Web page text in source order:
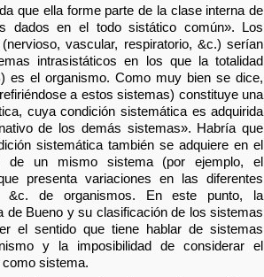
que ella forme parte de la clase interna de
dados en el todo sistático común». Los
vascular, respiratorio, &c.) serían
intrasistáticos en los que la totalidad
es el organismo. Como muy bien se dice,
a estos sistemas) constituye una
cuya condición sistemática es adquirida
de los demás sistemas». Habría que
sistemática también se adquiere en el
de un mismo sistema (por ejemplo, el
presenta variaciones en las diferentes
&c. de organismos. En este punto, la
de Bueno y su clasificación de los sistemas
el sentido que tiene hablar de sistemas
y la imposibilidad de considerar el
sistema.